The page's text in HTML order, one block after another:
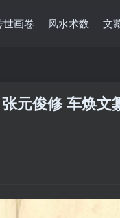
世画卷 风水术数 文
元俊修 车焕文